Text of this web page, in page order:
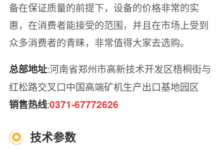
备在保证质量的前提下，设备的价格非常的实
惠，在消费者能接受的范围，并且在市场上受到
众多消费者的青睐，非常值得大家去选购。
总部地址:河南省郑州市高新技术开发区梧桐街与
红松路交叉口中国高端矿机生产出口基地园区
销售热线:0371-67772626
技术参数